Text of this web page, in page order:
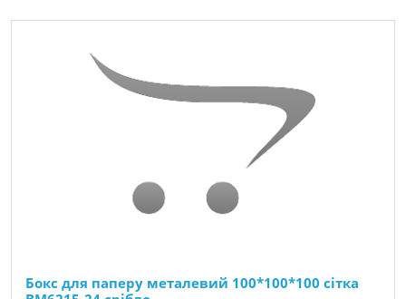
Бокс для паперу металевий 100*100*100 сітка